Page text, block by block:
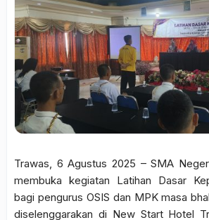
Trawas, 6 Agustus 2025 – SMA
membuka kegiatan Latihan Dasar
bagi pengurus OSIS dan MPK masa
diselenggarakan di New Start Hotel